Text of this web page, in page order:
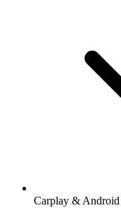
Carplay &